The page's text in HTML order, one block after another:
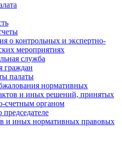
о контрольных и экспертно-
мероприятиях
служба
граждан
палаты
нормативных
и иных решений, принятых
счетным органом
и иных нормативных правовых